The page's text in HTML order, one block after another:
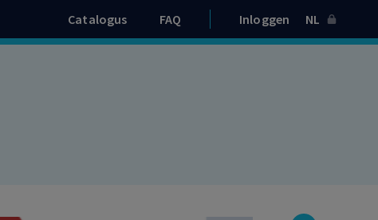
Catalogus FAQ Inloggen NL